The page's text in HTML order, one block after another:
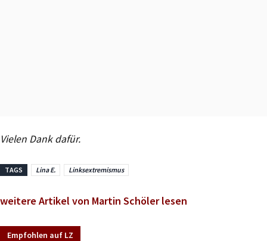
Vielen Dank dafür.
TAGS Lina E. Linksextremismus
weitere Artikel von Martin Schöler lesen
Empfohlen auf LZ